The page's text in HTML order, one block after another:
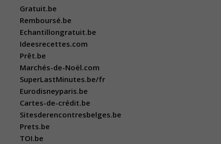
Gratuit.be
Remboursé.be
Echantillongratuit.be
Ideesrecettes.com
Prêt.be
Marchés-de-Noël.com
SuperLastMinutes.be/fr
Eurodisneyparis.be
Cartes-de-crédit.be
Sitesderencontresbelges.be
Prets.be
TOI.be